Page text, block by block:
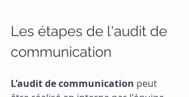
Les étapes de l'audit de
communication
L'audit de communication peut